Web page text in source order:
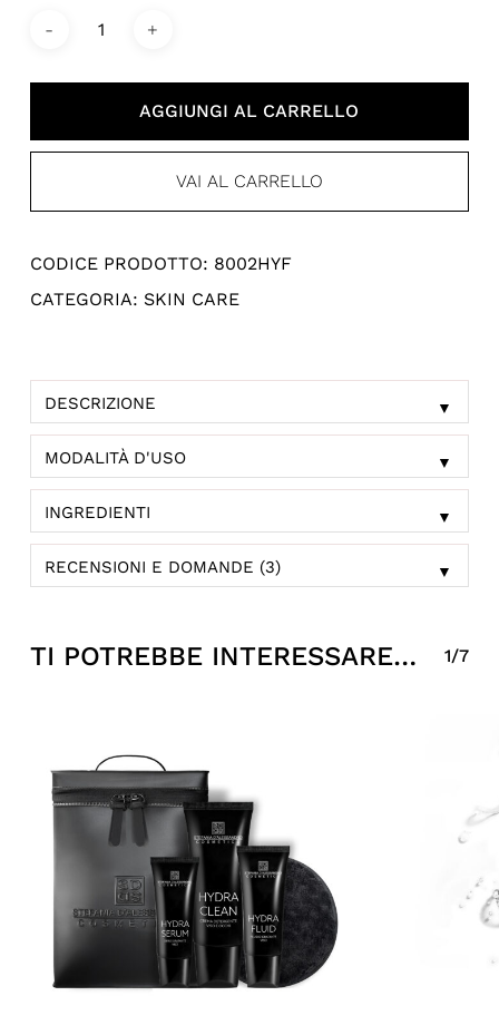
AGGIUNGI AL CARRELLO
VAI AL CARRELLO
CODICE PRODOTTO: 8002HYF
CATEGORIA: SKIN CARE
DESCRIZIONE ▼
MODALITÀ D'USO ▼
INGREDIENTI ▼
RECENSIONI E DOMANDE (3) ▼
TI POTREBBE INTERESSARE… 1/7